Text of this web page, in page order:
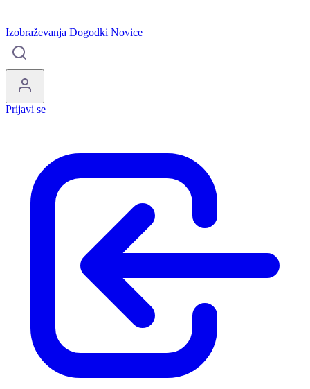
Izobraževanja Dogodki Novice
Prijavi se